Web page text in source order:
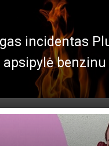
in­ci­den­tas
ben­zi­nu